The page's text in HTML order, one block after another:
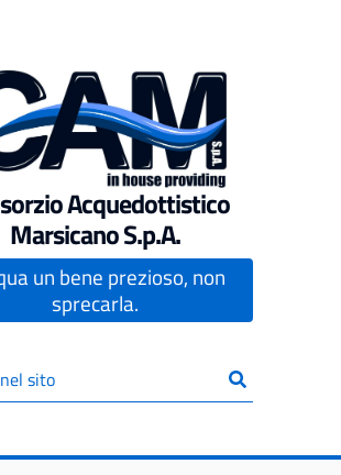
Acquedottistico
Marsicano S.p.A.
un bene prezioso, non
sprecarla.